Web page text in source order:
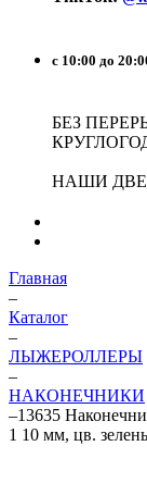
с 10:00 до
БЕЗ
НАШИ
Главная
–
Каталог
–
ЛЫЖЕРОЛЛЕРЫ
–
НАКОНЕЧНИКИ
–13635
1 10 мм, цв.